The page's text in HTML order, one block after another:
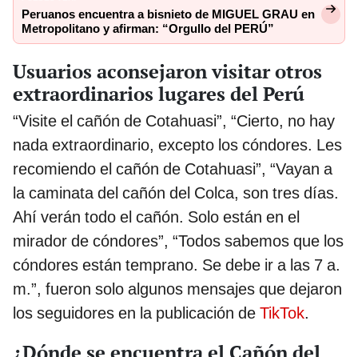
Peruanos encuentra a bisnieto de MIGUEL GRAU en
Metropolitano y afirman: “Orgullo del PERÚ”
Usuarios aconsejaron visitar otros
extraordinarios lugares del Perú
“Visite el cañón de Cotahuasi”, “Cierto, no hay
nada extraordinario, excepto los cóndores. Les
recomiendo el cañón de Cotahuasi”, “Vayan a
la caminata del cañón del Colca, son tres días.
Ahí verán todo el cañón. Solo están en el
mirador de cóndores”, “Todos sabemos que los
cóndores están temprano. Se debe ir a las 7 a.
m.”, fueron solo algunos mensajes que dejaron
los seguidores en la publicación de TikTok.